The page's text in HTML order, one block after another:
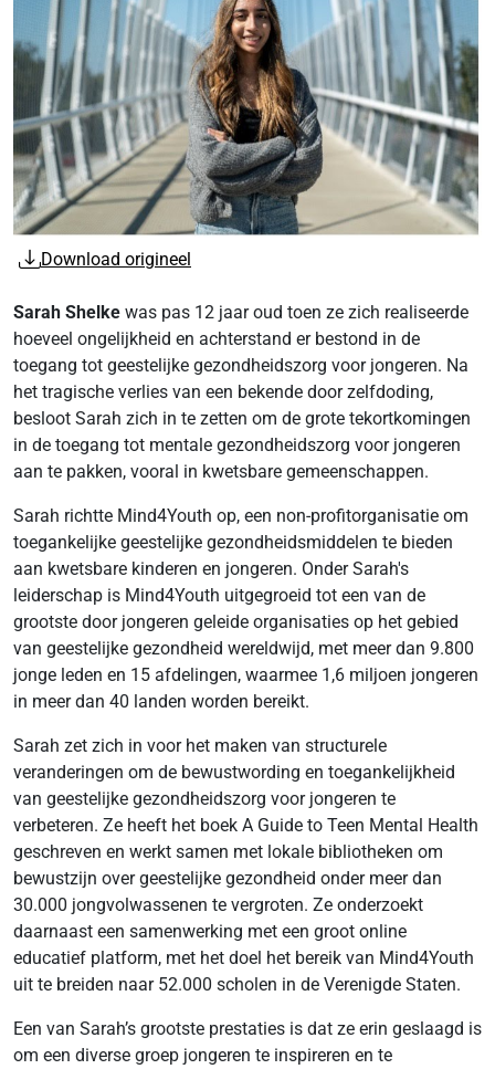
Download origineel
Sarah Shelke was pas 12 jaar oud toen ze zich realiseerde
hoeveel ongelijkheid en achterstand er bestond in de
toegang tot geestelijke gezondheidszorg voor jongeren. Na
het tragische verlies van een bekende door zelfdoding,
besloot Sarah zich in te zetten om de grote tekortkomingen
in de toegang tot mentale gezondheidszorg voor jongeren
aan te pakken, vooral in kwetsbare gemeenschappen.
Sarah richtte Mind4Youth op, een non-profitorganisatie om
toegankelijke geestelijke gezondheidsmiddelen te bieden
aan kwetsbare kinderen en jongeren. Onder Sarah's
leiderschap is Mind4Youth uitgegroeid tot een van de
grootste door jongeren geleide organisaties op het gebied
van geestelijke gezondheid wereldwijd, met meer dan 9.800
jonge leden en 15 afdelingen, waarmee 1,6 miljoen jongeren
in meer dan 40 landen worden bereikt.
Sarah zet zich in voor het maken van structurele
veranderingen om de bewustwording en toegankelijkheid
van geestelijke gezondheidszorg voor jongeren te
verbeteren. Ze heeft het boek A Guide to Teen Mental Health
geschreven en werkt samen met lokale bibliotheken om
bewustzijn over geestelijke gezondheid onder meer dan
30.000 jongvolwassenen te vergroten. Ze onderzoekt
daarnaast een samenwerking met een groot online
educatief platform, met het doel het bereik van Mind4Youth
uit te breiden naar 52.000 scholen in de Verenigde Staten.
Een van Sarah’s grootste prestaties is dat ze erin geslaagd is
om een diverse groep jongeren te inspireren en te